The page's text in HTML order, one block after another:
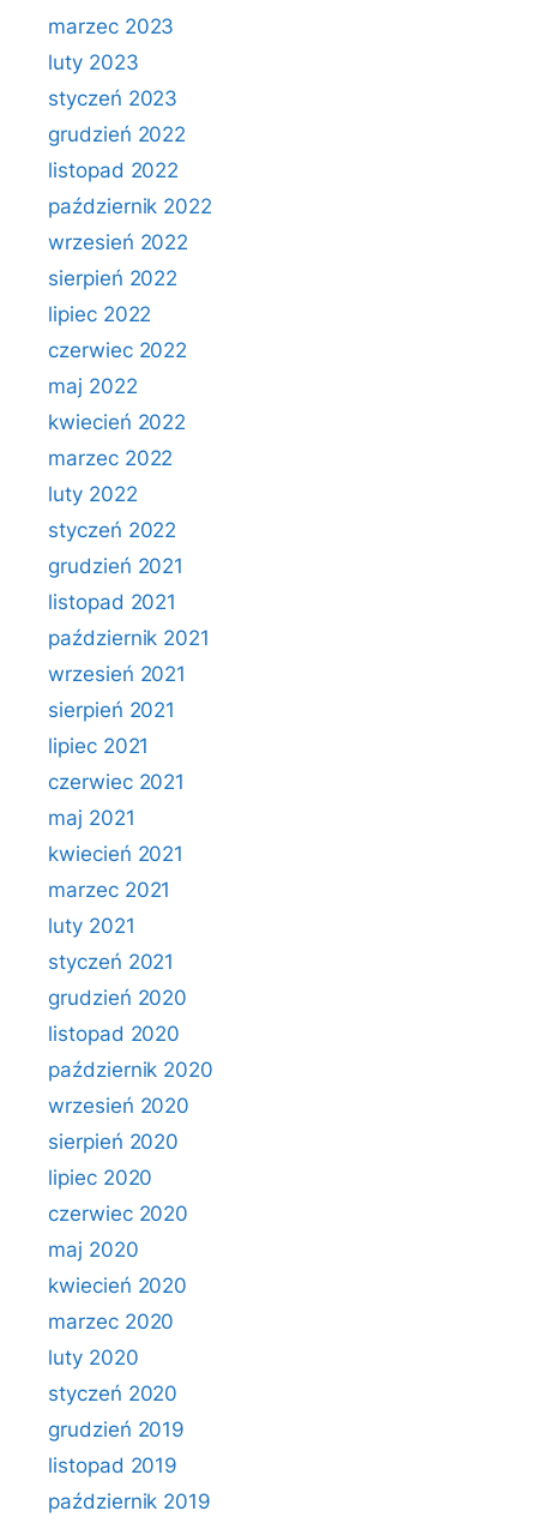
marzec 2023
luty 2023
styczeń 2023
grudzień 2022
listopad 2022
październik 2022
wrzesień 2022
sierpień 2022
lipiec 2022
czerwiec 2022
maj 2022
kwiecień 2022
marzec 2022
luty 2022
styczeń 2022
grudzień 2021
listopad 2021
październik 2021
wrzesień 2021
sierpień 2021
lipiec 2021
czerwiec 2021
maj 2021
kwiecień 2021
marzec 2021
luty 2021
styczeń 2021
grudzień 2020
listopad 2020
październik 2020
wrzesień 2020
sierpień 2020
lipiec 2020
czerwiec 2020
maj 2020
kwiecień 2020
marzec 2020
luty 2020
styczeń 2020
grudzień 2019
listopad 2019
październik 2019